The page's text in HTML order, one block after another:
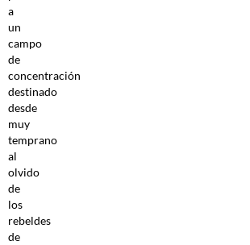
a
un
campo
de
concentración
destinado
desde
muy
temprano
al
olvido
de
los
rebeldes
de